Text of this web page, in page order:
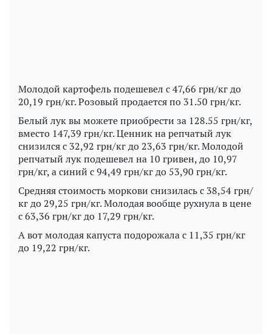
Молодой картофель подешевел с 47,66 грн/кг до
20,19 грн/кг. Розовый продается по 31.50 грн/кг.
Белый лук вы можете приобрести за 128.55 грн/кг,
вместо 147,39 грн/кг. Ценник на репчатый лук
снизился с 32,92 грн/кг до 23,63 грн/кг. Молодой
репчатый лук подешевел на 10 гривен, до 10,97
грн/кг, а синий с 94,49 грн/кг до 53,90 грн/кг.
Средняя стоимость моркови снизилась с 38,54 грн/
кг до 29,25 грн/кг. Молодая вообще рухнула в цене
с 63,36 грн/кг до 17,29 грн/кг.
А вот молодая капуста подорожала с 11,35 грн/кг
до 19,22 грн/кг.